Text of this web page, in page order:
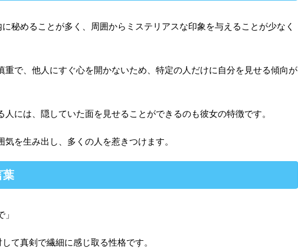
秘めることが多く、周囲からミステリアスな印象を与えることが少なく
重で、他人にすぐ心を開かないため、特定の人だけに自分を見せる傾向が
には、隠していた面を見せることができるのも彼女の特徴です。
を生み出し、多くの人を惹きつけます。
葉
て真剣で繊細に感じ取る性格です。